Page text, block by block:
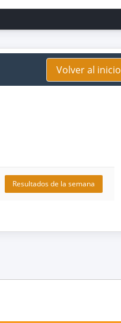
Volver al inicio
Resultados de la semana